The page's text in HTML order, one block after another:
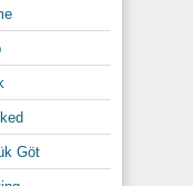
kırmızıya
sesleri
içeri boca
birlikte
bir bomba
delik
Göt